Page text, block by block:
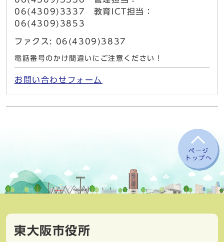
06(4309)3337 教育ICT担当：
06(4309)3853
ファクス: 06(4309)3837
電話番号のかけ間違いにご注意ください！
お問い合わせフォーム
ページ
トップへ
東大阪市役所